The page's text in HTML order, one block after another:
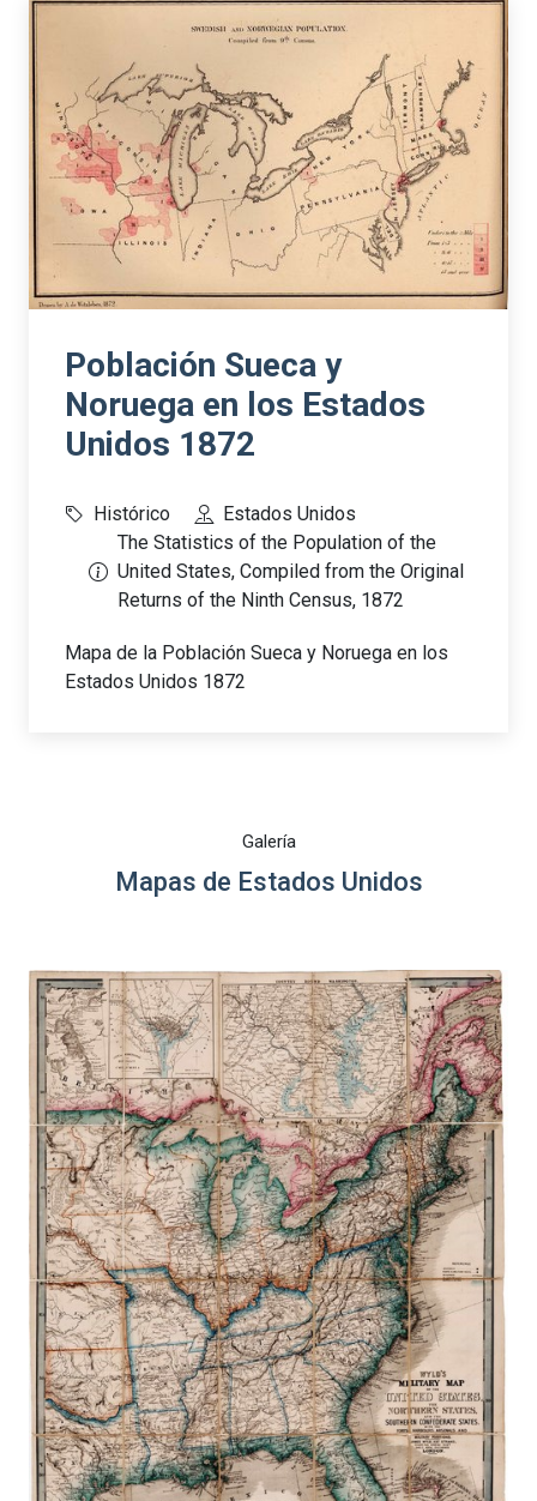
Población Sueca y
Noruega en los Estados
Unidos 1872
Histórico
Estados Unidos
The Statistics of the Population of the
United States, Compiled from the Original
Returns of the Ninth Census, 1872
Mapa de la Población Sueca y Noruega en los
Estados Unidos 1872
Galería
Mapas de Estados Unidos